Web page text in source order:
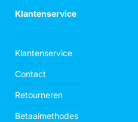
Klantenservice
Klantenservice
Contact
Retourneren
Betaalmethodes